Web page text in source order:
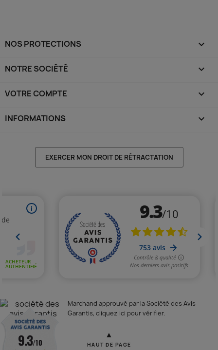
NOS PROTECTIONS 
NOTRE SOCIÉTÉ 
VOTRE COMPTE 
INFORMATIONS keyboard_arrow_down
EXERCER MON DROIT DE RÉTRACTATION
Marchand approuvé par la Société des Avis
Garantis, cliquez ici pour vérifier.
▲
HAUT DE PAGE
9.3/10